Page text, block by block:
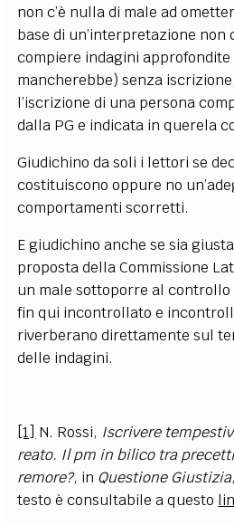
non c’è nulla di male ad
base di un’interpretazione non
compiere indagini approfondite
mancherebbe) senza
l’iscrizione di una persona
dalla PG e indicata in querela
Giudichino da soli i lettori se
costituiscono oppure no
comportamenti scorretti.
E giudichino anche se sia
proposta della Commissione
un male sottoporre al
fin qui incontrollato e
riverberano direttamente sul
delle indagini.
[1] N. Rossi, Iscrivere
reato. Il pm in bilico tra
remore?, in Questione Giustizia
testo è consultabile a questo